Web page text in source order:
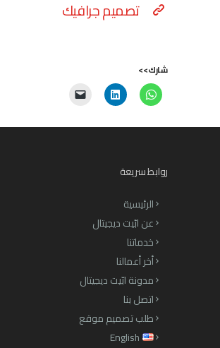
تصميم جرافيك
شارك>>
روابط سريعة
الرئيسية
عن ابّيت ديجيتال
خدماتنا
أخر أعمالنا
مدونة ابّيت ديجيتال
اتصل بنا
طلب تصميم موقع
English